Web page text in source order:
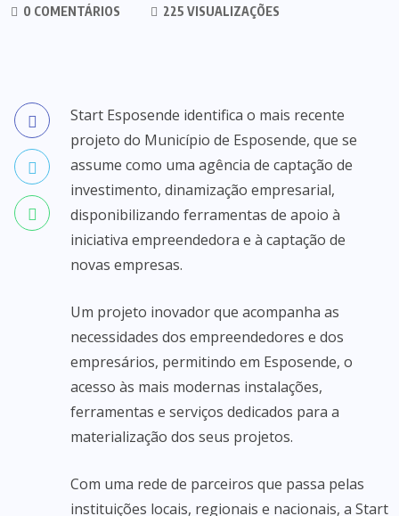
0 COMENTÁRIOS
225 VISUALIZAÇÕES
Start Esposende identifica o mais recente
projeto do Município de Esposende, que se
assume como uma agência de captação de
investimento, dinamização empresarial,
disponibilizando ferramentas de apoio à
iniciativa empreendedora e à captação de
novas empresas.
Um projeto inovador que acompanha as
necessidades dos empreendedores e dos
empresários, permitindo em Esposende, o
acesso às mais modernas instalações,
ferramentas e serviços dedicados para a
materialização dos seus projetos.
Com uma rede de parceiros que passa pelas
instituições locais, regionais e nacionais, a Start